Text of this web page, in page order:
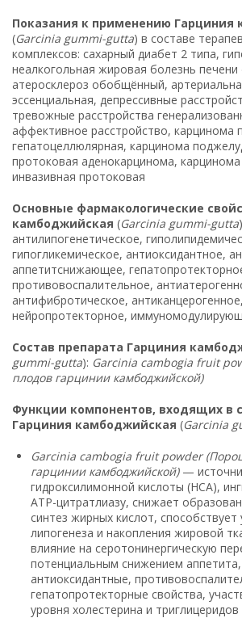
Показания к применению Гарциния
(Garcinia gummi-gutta) в составе
комплексов: сахарный диабет 2 типа,
неалкогольная жировая болезнь печени
атеросклероз обобщённый,
эссенциальная, депрессивные
тревожные расстройства
аффективное расстройство, карцинома
гепатоцеллюлярная, карцинома
протоковая аденокарцинома,
инвазивная протоковая
Основные фармакологические
камбоджийская (Garcinia gummi-gutta
антилипогенетическое,
гипогликемическое, антиоксидантное,
аппетитснижающее,
противовоспалительное,
антифибротическое, антиканцерогенное,
нейропротекторное,
Состав препарата Гарциния
gummi-gutta): Garcinia cambogia fruit
плодов гарцинии камбоджийской)
Функции компонентов, входящих в
Гарциния камбоджийская (Garcinia
Garcinia cambogia fruit powder
гарцинии камбоджийской)—
гидроксилимонной кислоты (HCA),
ATP-цитратлиазу, снижает
синтез жирных кислот,
липогенеза и накопления жировой
влияние на серотонинергическую
потенциальным снижением
антиоксидантные,
гепатопротекторные свойства,
уровня холестерина и